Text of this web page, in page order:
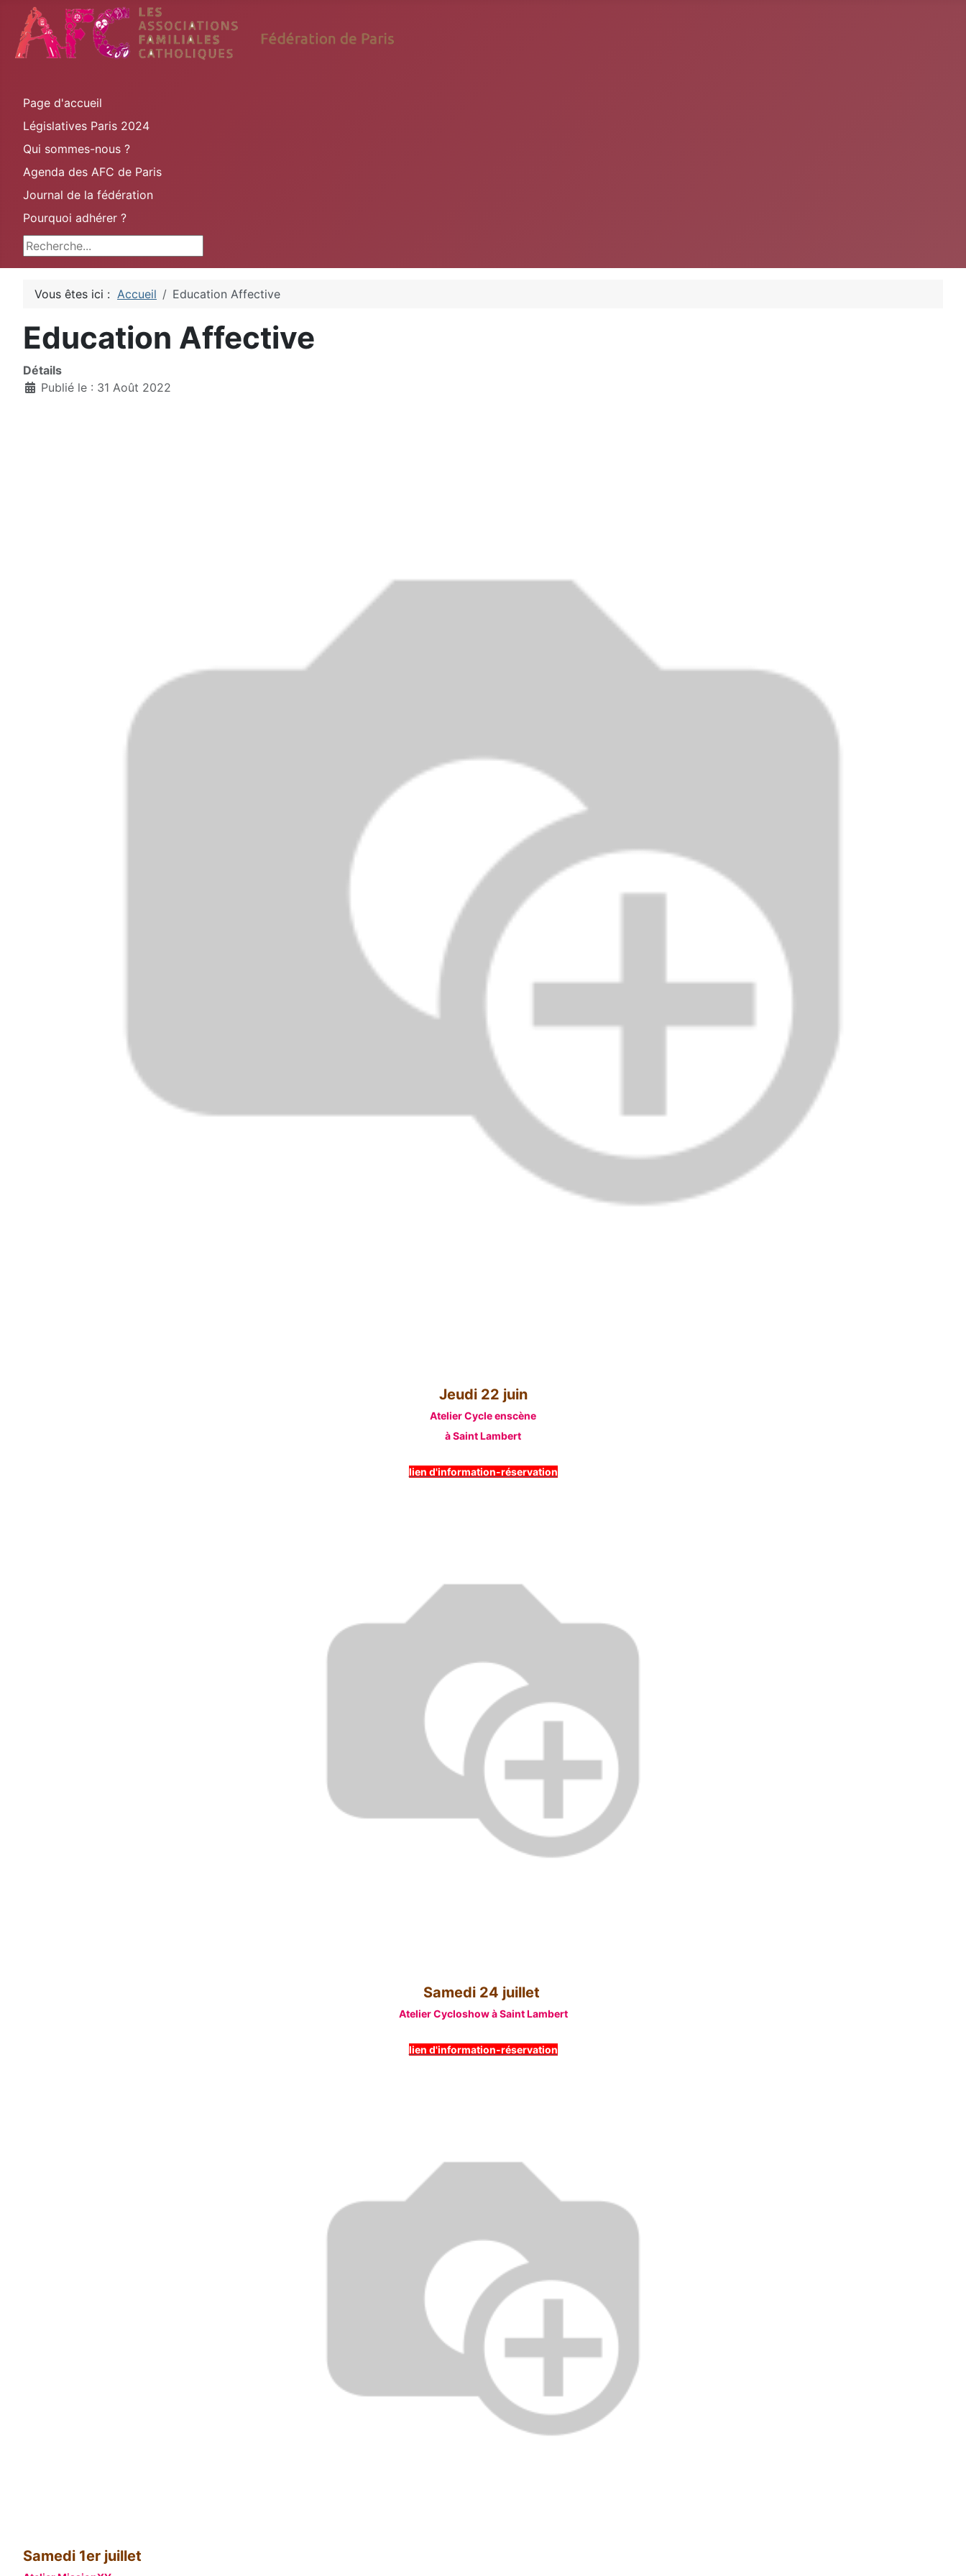
Page d'accueil
Législatives Paris 2024
Qui sommes-nous ?
Agenda des AFC de Paris
Journal de la fédération
Pourquoi adhérer ?
Rechercher
Vous êtes ici : Accueil Education Affective
Education Affective
Détails
Publié le : 31 Août 2022
Jeudi 22 juin
Atelier Cycle enscène
à Saint Lambert
lien d'information-réservation
Samedi 24 juillet
Atelier Cycloshow à Saint Lambert
lien d'information-réservation
Samedi 1er juillet